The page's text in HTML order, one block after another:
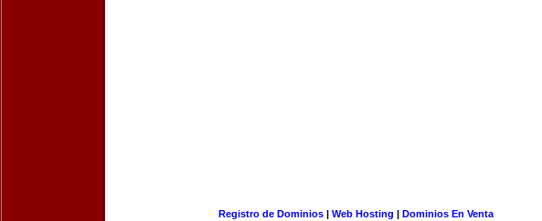
Registro de Dominios| Web Hosting | Dominios En Venta